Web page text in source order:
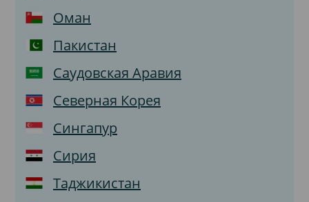
Оман
Пакистан
Саудовская Аравия
Северная Корея
Сингапур
Сирия
Таджикистан